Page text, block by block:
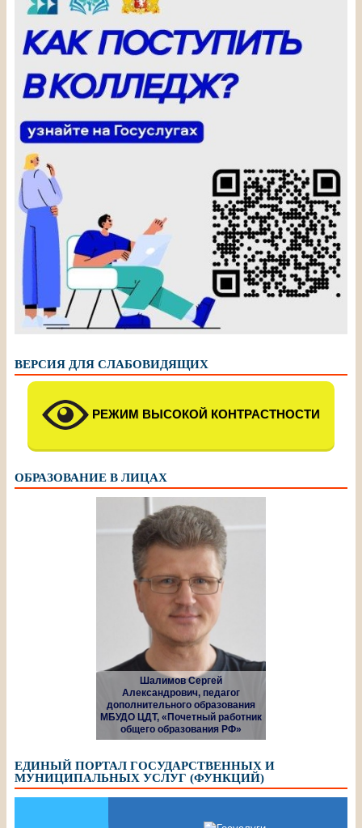
ВЕРСИЯ ДЛЯ СЛАБОВИДЯЩИХ
РЕЖИМ ВЫСОКОЙ КОНТРАСТНОСТИ
ОБРАЗОВАНИЕ В ЛИЦАХ
Шалимов Сергей
Александрович, педагог
дополнительного образования
МБУДО ЦДТ, «Почетный работник
общего образования РФ»
ЕДИНЫЙ ПОРТАЛ ГОСУДАРСТВЕННЫХ И
МУНИЦИПАЛЬНЫХ УСЛУГ (ФУНКЦИЙ)